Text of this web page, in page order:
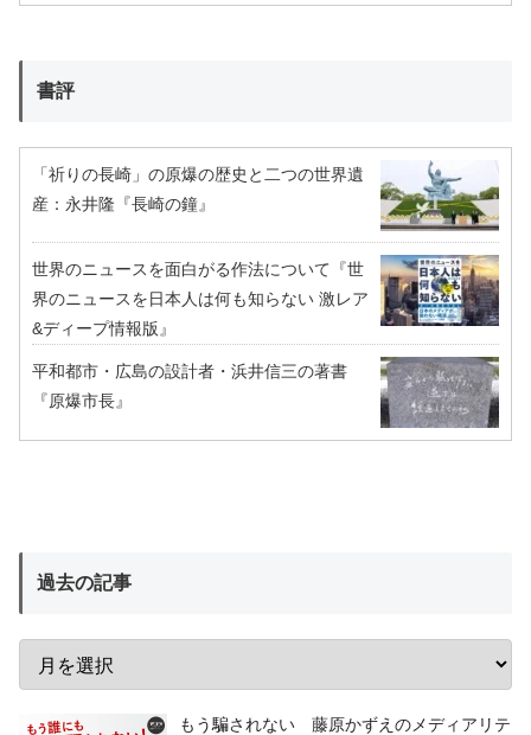
書評
「祈りの長崎」の原爆の歴史と二つの世界遺
産：永井隆『長崎の鐘』
世界のニュースを面白がる作法について『世
界のニュースを日本人は何も知らない 激レア
&ディープ情報版』
平和都市・広島の設計者・浜井信三の著書
『原爆市長』
過去の記事
もう騙されない 藤原かずえのメディアリテ